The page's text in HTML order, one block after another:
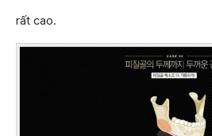
rất cao.